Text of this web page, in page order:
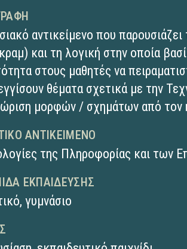
αντικείμενο που παρουσιάζει
και τη λογική στην οποία
στους μαθητές να
θέματα σχετικά με την
μορφών / σχημάτων από τον
ΑΝΤΙΚΕΊΜΕΝΟ
της Πληροφορίας και των
ΕΚΠΑΊΔΕΥΣΗΣ
,γυμνάσιο